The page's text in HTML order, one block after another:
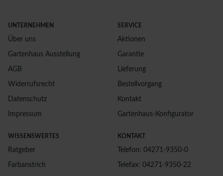
UNTERNEHMEN
Über uns
Gartenhaus Ausstellung
AGB
Widerrufsrecht
Datenschutz
Impressum
SERVICE
Aktionen
Garantie
Lieferung
Bestellvorgang
Kontakt
Gartenhaus-Konfigurator
WISSENSWERTES
Ratgeber
Farbanstrich
KONTAKT
Telefon: 04271-9350-0
Telefax: 04271-9350-22